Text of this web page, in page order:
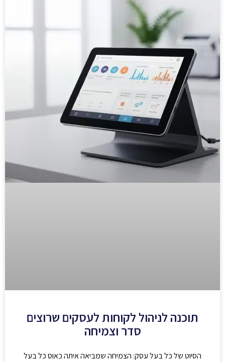
תוכנה לניהול לקוחות לעסקים שרוצים
סדר וצמיחה
הסיוט של כל בעל עסק: הצמיחה שמביאה איתה כאוס כל בעל